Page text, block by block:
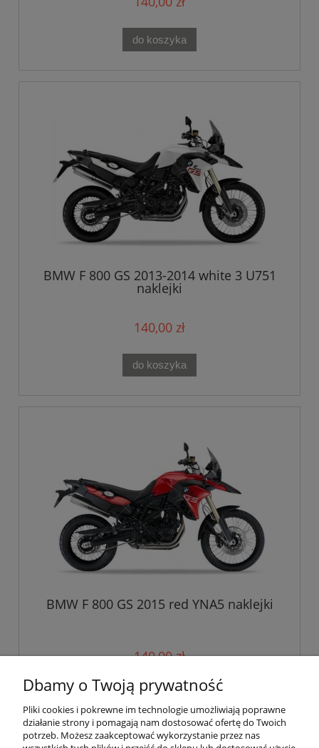
do koszyka
BMW F 800 GS 2013-2014 white 3 U751
naklejki
140,00 zł
do koszyka
BMW F 800 GS 2015 red YNA5 naklejki
140,00 zł
do koszyka
Dbamy o Twoją prywatność
Pliki cookies i pokrewne im technologie umożliwiają poprawne
działanie strony i pomagają nam dostosować ofertę do Twoich
potrzeb. Możesz zaakceptować wykorzystanie przez nas